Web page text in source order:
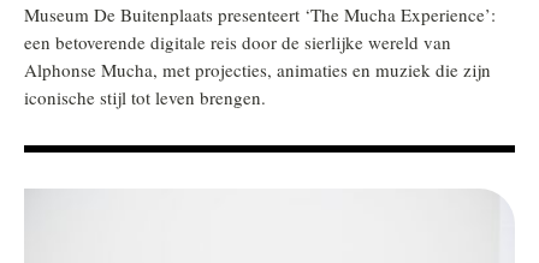
Museum De Buitenplaats presenteert ‘The Mucha Experience’:
een betoverende digitale reis door de sierlijke wereld van
Alphonse Mucha, met projecties, animaties en muziek die zijn
iconische stijl tot leven brengen.